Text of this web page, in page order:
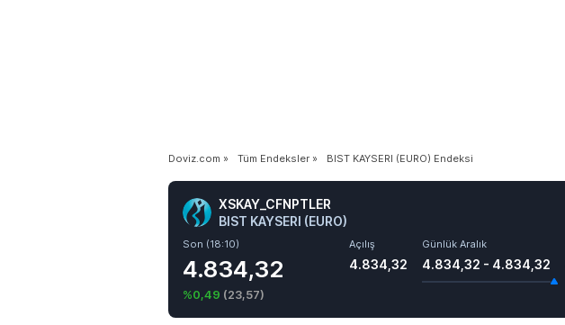
Doviz.com » Tüm Endeksler » BIST KAYSERI (EURO) Endeksi
XSKAY_CFNPTLER
BIST KAYSERI (EURO)
Son (18:10)
4.834,32
%0,49 (23,57)
Açılış
4.834,32
Günlük Aralık
4.834,32 - 4.834,32